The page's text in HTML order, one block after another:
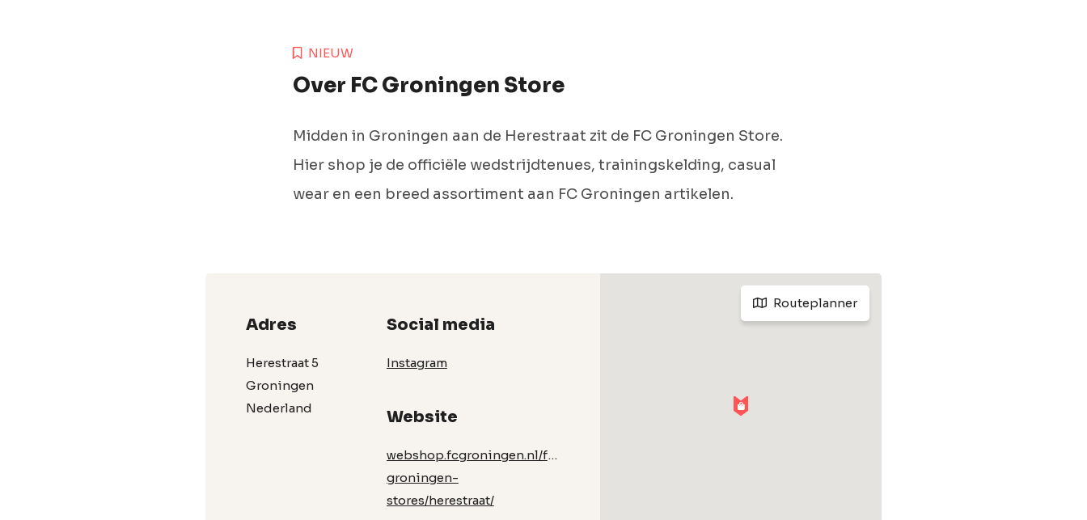
NIEUW
Over FC Groningen Store
Midden in Groningen aan de Herestraat zit de FC Groningen Store.
Hier shop je de officiële wedstrijdtenues, trainingskelding, casual
wear en een breed assortiment aan FC Groningen artikelen.
Routeplanner
Adres
Herestraat 5
Groningen
Nederland
Social media
Instagram
Website
webshop.fcgroningen.nl/fc-
groningen-
stores/herestraat/